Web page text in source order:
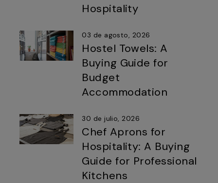
Hospitality
03 de agosto, 2026
Hostel Towels: A
Buying Guide for
Budget
Accommodation
30 de julio, 2026
Chef Aprons for
Hospitality: A Buying
Guide for Professional
Kitchens